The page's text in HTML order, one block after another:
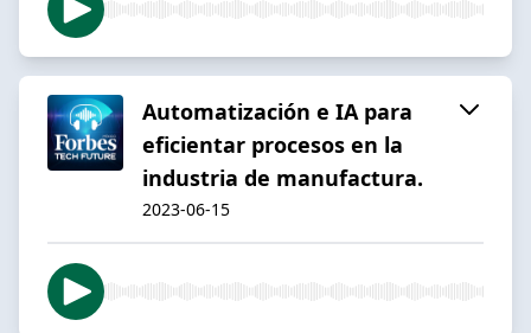
Automatización e IA para
eficientar procesos en la
industria de manufactura.
2023-06-15